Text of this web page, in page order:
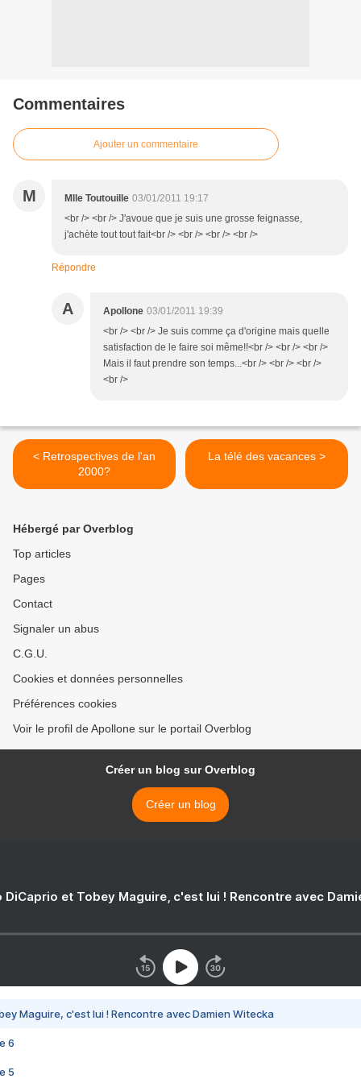
Commentaires
Ajouter un commentaire
M Mlle Toutouille 03/01/2011 19:17
<br /> <br /> J'avoue que je suis une grosse feignasse,
j'achète tout tout fait<br /> <br /> <br /> <br />
Répondre
A Apollone 03/01/2011 19:39
<br /> <br /> Je suis comme ça d'origine mais quelle
satisfaction de le faire soi même!!<br /> <br /> <br />
Mais il faut prendre son temps...<br /> <br /> <br />
<br />
< Retrospectives de l'an
2000?
La télé des vacances >
Hébergé par Overblog
Top articles
Pages
Contact
Signaler un abus
C.G.U.
Cookies et données personnelles
Préférences cookies
Voir le profil de Apollone sur le portail Overblog
Créer un blog sur Overblog
Créer un blog
DiCaprio et Tobey Maguire, c'est lui ! Rencontre avec
Maguire, c'est lui ! Rencontre avec Damien Witecka
6
5